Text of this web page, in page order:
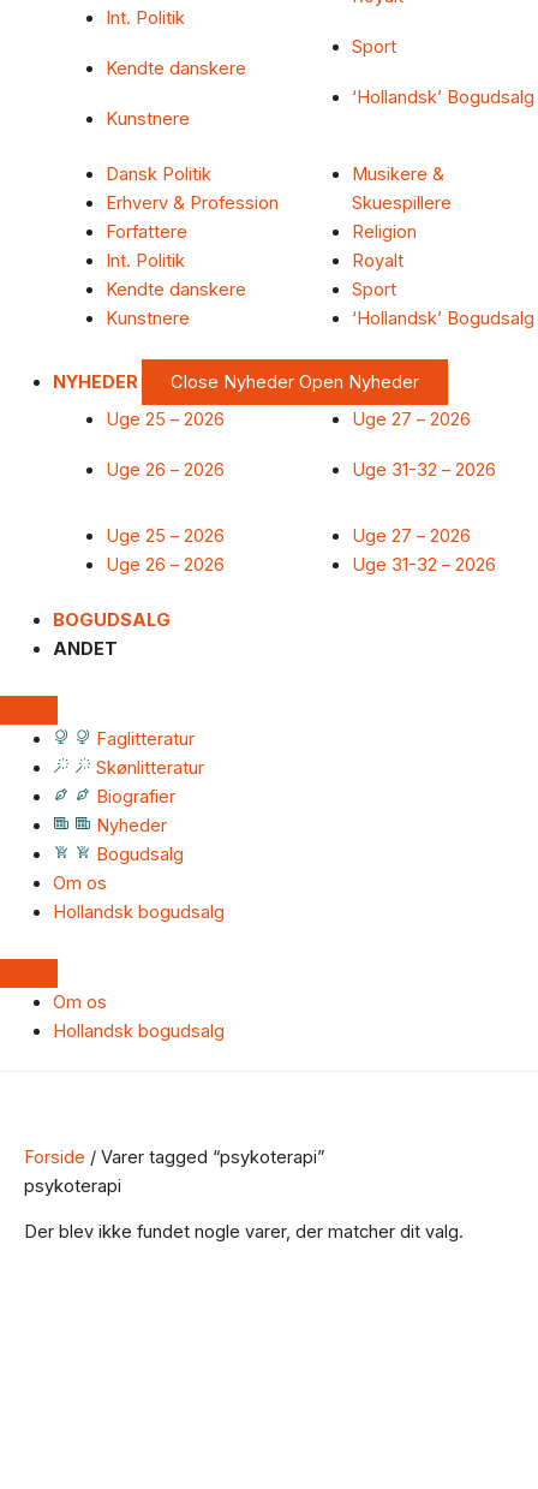
Int. Politik
Kendte danskere
Kunstnere
Sport
‘Hollandsk’ Bogudsalg
Dansk Politik
Erhverv & Profession
Forfattere
Int. Politik
Kendte danskere
Kunstnere
Musikere &
Skuespillere
Religion
Royalt
Sport
‘Hollandsk’ Bogudsalg
NYHEDER Close Nyheder Open Nyheder
Uge 25 – 2026
Uge 26 – 2026
Uge 27 – 2026
Uge 31-32 – 2026
Uge 25 – 2026
Uge 26 – 2026
Uge 27 – 2026
Uge 31-32 – 2026
BOGUDSALG
ANDET
Faglitteratur
Skønlitteratur
Biografier
Nyheder
Bogudsalg
Om os
Hollandsk bogudsalg
Om os
Hollandsk bogudsalg
Forside / Varer tagged “psykoterapi”
psykoterapi
Der blev ikke fundet nogle varer, der matcher dit valg.